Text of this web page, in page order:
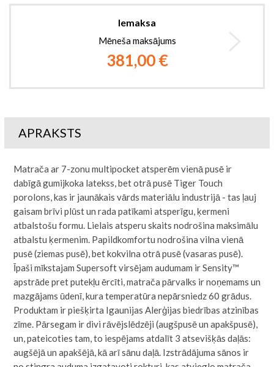
Iemaksa
Mēneša maksājums
381,00 €
APRAKSTS
Matrača ar 7-zonu multipocket atsperēm vienā pusē ir
dabīgā gumijkoka latekss, bet otrā pusē Tiger Touch
porolons, kas ir jaunākais vārds materiālu industrijā - tas ļauj
gaisam brīvi plūst un rada patīkami atsperīgu, ķermeni
atbalstošu formu. Lielais atsperu skaits nodrošina maksimālu
atbalstu ķermenim. Papildkomfortu nodrošina vilna vienā
pusē (ziemas pusē), bet kokvilna otrā pusē (vasaras pusē).
Īpaši mīkstajam Supersoft virsējam audumam ir Sensity™
apstrāde pret putekļu ērcīti, matrača pārvalks ir noņemams un
mazgājams ūdenī, kura temperatūra nepārsniedz 60 grādus.
Produktam ir piešķirta Igaunijas Alerģijas biedrības atzinības
zīme. Pārsegam ir divi rāvējslēdzēji (augšpusē un apakšpusē),
un, pateicoties tam, to iespējams atdalīt 3 atsevišķās daļās:
augšējā un apakšējā, kā arī sānu daļā. Izstrādājuma sānos ir